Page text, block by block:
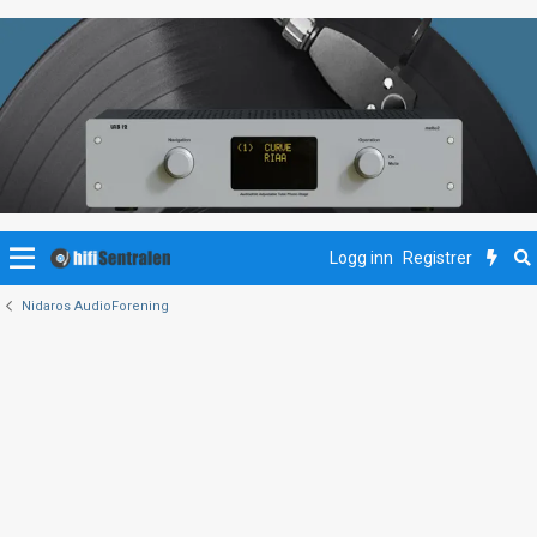
Logg inn Registrer
Nidaros AudioForening